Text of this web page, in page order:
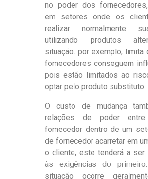
no poder dos
em setores onde os
realizar normalmente
utilizando produtos
situação, por exemplo, limita
fornecedores conseguem
pois estão limitados ao
optar pelo produto substituto.
O custo de mudança
relações de poder
fornecedor dentro de um
de fornecedor acarretar em
o cliente, este tenderá a ser
às exigências do
situação ocorre